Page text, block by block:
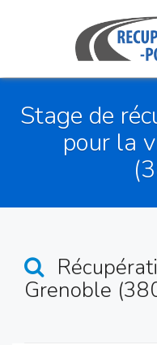
Stage de
pour la
Grenoble